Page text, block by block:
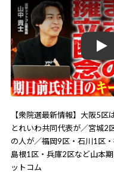
Play
【衆院選最新情報】大阪5区
とれいわ共同代表が／宮城2
の人が／福岡9区・石川1区
島根1区・兵庫2区など山本
ットコム